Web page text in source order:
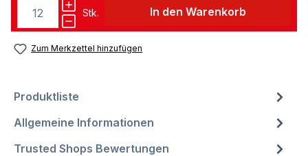
Stk. In den Warenkorb
Zum Merkzettel hinzufügen
Produktliste
Allgemeine Informationen
Trusted Shops Bewertungen